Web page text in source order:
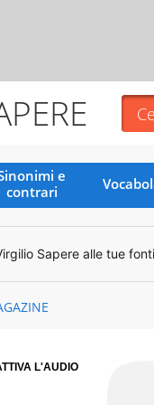
e
contrari
Sapere alle tue
L'AUDIO